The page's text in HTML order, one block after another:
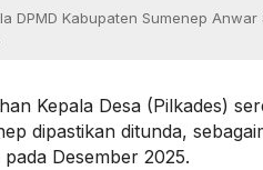
DPMD Kabupaten Sumenep
Kepala Desa (Pilkades)
dipastikan ditunda,
Desember 2025.